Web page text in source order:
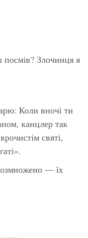
Злочинця я
Коли вночі ти
канцлер так
святі,
— їх